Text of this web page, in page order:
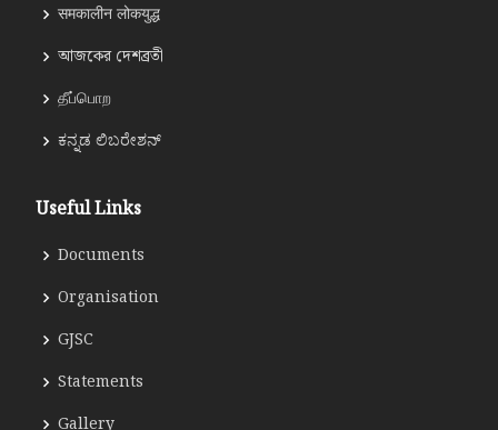
समकालीन लोकयुद्ध
আজকের দেশব্রতী
தீப்பொற
ಕನ್ನಡ ಲಿಬರೇಶನ್
Useful Links
Documents
Organisation
GJSC
Statements
Gallery